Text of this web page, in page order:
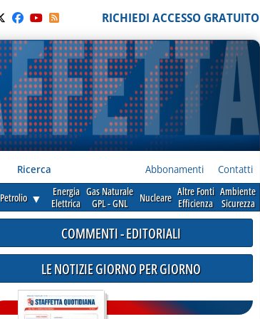
RICHIEDI ACCESSO GRATUITO
Ricerca Abbonamenti Contatti
Petrolio ▼
Energia
Elettrica
Gas Naturale
GPL - GNL
Nucleare Altre Fonti
Efficienza
Ambiente
Sicurezza
COMMENTI - EDITORIALI
LE NOTIZIE GIORNO PER GIORNO